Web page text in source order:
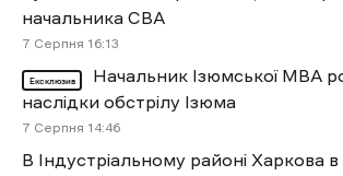
начальника СВА
7 Cерпня 16:13
Ексклюзив
Начальник Ізюмської МВА
наслідки обстрілу Ізюма
7 Cерпня 14:46
В Індустріальному районі Харкова